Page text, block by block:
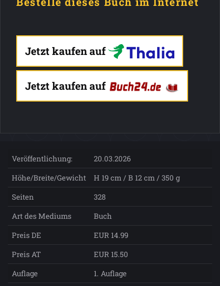
Jetzt kaufen auf
Jetzt kaufen auf
Veröffentlichung:
20.03.2026
Höhe/Breite/Gewicht
H 19 cm / B 12 cm / 350 g
Seiten
328
Art des Mediums
Buch
Preis DE
EUR 14.99
Preis AT
EUR 15.50
Auflage
1. Auflage